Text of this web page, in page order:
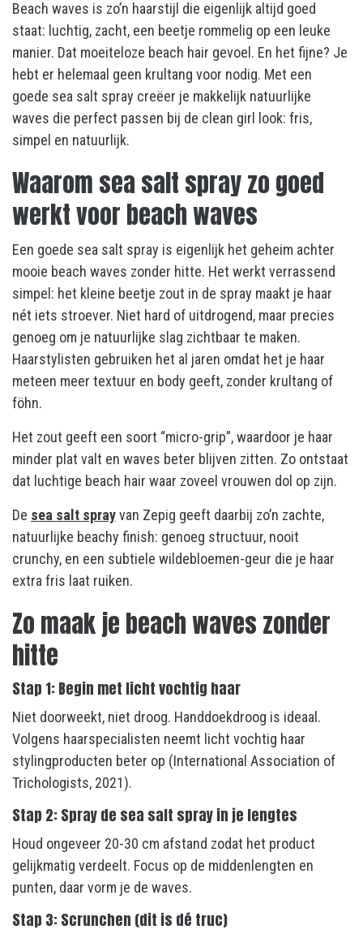
Beach waves is zo’n haarstijl die eigenlijk altijd goed
staat: luchtig, zacht, een beetje rommelig op een leuke
manier. Dat moeiteloze beach hair gevoel. En het fijne? Je
hebt er helemaal geen krultang voor nodig. Met een
goede sea salt spray creëer je makkelijk natuurlijke
waves die perfect passen bij de clean girl look: fris,
simpel en natuurlijk.
Waarom sea salt spray zo goed
werkt voor beach waves
Een goede sea salt spray is eigenlijk het geheim achter
mooie beach waves zonder hitte. Het werkt verrassend
simpel: het kleine beetje zout in de spray maakt je haar
nét iets stroever. Niet hard of uitdrogend, maar precies
genoeg om je natuurlijke slag zichtbaar te maken.
Haarstylisten gebruiken het al jaren omdat het je haar
meteen meer textuur en body geeft, zonder krultang of
föhn.
Het zout geeft een soort “micro-grip”, waardoor je haar
minder plat valt en waves beter blijven zitten. Zo ontstaat
dat luchtige beach hair waar zoveel vrouwen dol op zijn.
De sea salt sprayvan Zepig geeft daarbij zo’n zachte,
natuurlijke beachy finish: genoeg structuur, nooit
crunchy, en een subtiele wildebloemen-geur die je haar
extra fris laat ruiken.
Zo maak je beach waves zonder
hitte
Stap 1: Begin met licht vochtig haar
Niet doorweekt, niet droog. Handdoekdroog is ideaal.
Volgens haarspecialisten neemt licht vochtig haar
stylingproducten beter op (International Association of
Trichologists, 2021).
Stap 2: Spray de sea salt spray in je lengtes
Houd ongeveer 20-30 cm afstand zodat het product
gelijkmatig verdeelt. Focus op de middenlengten en
punten, daar vorm je de waves.
Stap 3: Scrunchen (dit is dé truc)